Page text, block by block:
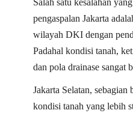
Salah satu kesalahan
pengaspalan Jakarta
wilayah DKI dengan
Padahal kondisi tanah,
dan pola drainase sangat
Jakarta Selatan,
kondisi tanah yang lebih